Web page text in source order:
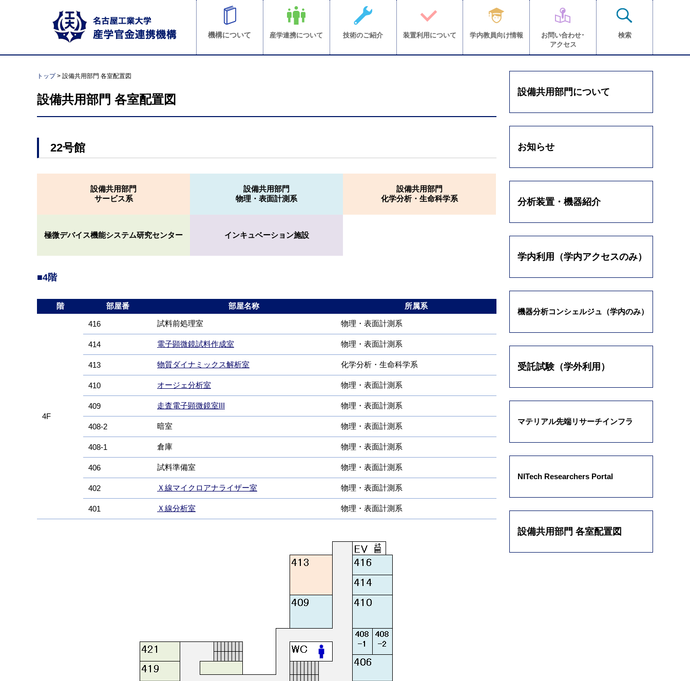
機構について 産学連携について 技術のご紹介 装置利用について 学内教員向け情報
お問い合わせ･
アクセス
検索
トップ> 設備共用部門 各室配置図
設備共用部門 各室配置図
22号館
設備共用部門
サービス系
設備共用部門
物理・表面計測系
設備共用部門
化学分析・生命科学系
極微デバイス機能システム研究センター インキュベーション施設
■4階
階 部屋番 部屋名称 所属系
4F
416 試料前処理室 物理・表面計測系
414 電子顕微鏡試料作成室 物理・表面計測系
413 物質ダイナミックス解析室 化学分析・生命科学系
410 オージェ分析室 物理・表面計測系
409 走査電子顕微鏡室III 物理・表面計測系
408-2 暗室 物理・表面計測系
408-1 倉庫 物理・表面計測系
406 試料準備室 物理・表面計測系
402 Ｘ線マイクロアナライザー室 物理・表面計測系
401 Ｘ線分析室 物理・表面計測系
設備共用部門について
お知らせ
分析装置・機器紹介
学内利用（学内アクセスのみ）
機器分析コンシェルジュ（学内のみ）
受託試験（学外利用）
マテリアル先端リサーチインフラ
NITech Researchers Portal
設備共用部門 各室配置図